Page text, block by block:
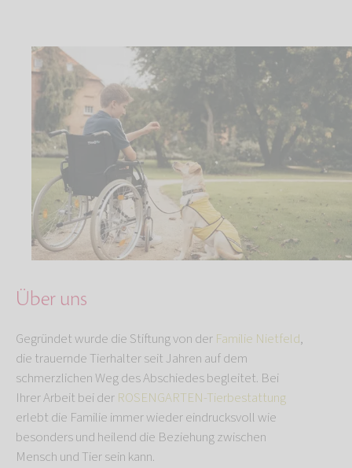
Über uns
Gegründet wurde die Stiftung von der Familie Nietfeld,
die trauernde Tierhalter seit Jahren auf dem
schmerzlichen Weg des Abschiedes begleitet. Bei
Ihrer Arbeit bei der ROSENGARTEN-Tierbestattung
erlebt die Familie immer wieder eindrucksvoll wie
besonders und heilend die Beziehung zwischen
Mensch und Tier sein kann.